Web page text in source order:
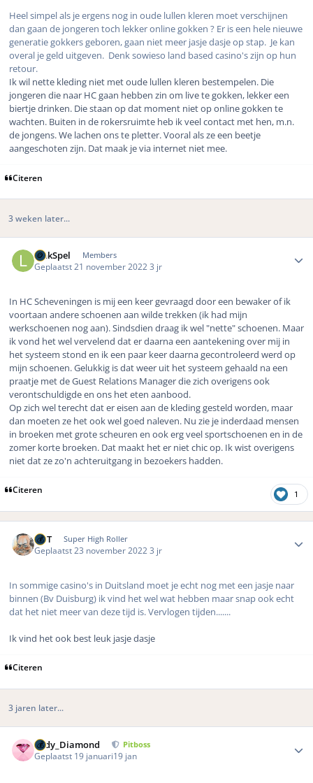
Heel simpel als je ergens nog in oude lullen kleren moet verschijnen
dan gaan de jongeren toch lekker online gokken ? Er is een hele nieuwe
generatie gokkers geboren, gaan niet meer jasje dasje op stap. Je kan
overal je geld uitgeven. Denk sowieso land based casino's zijn op hun
retour.
Ik wil nette kleding niet met oude lullen kleren bestempelen. Die
jongeren die naar HC gaan hebben zin om live te gokken, lekker een
biertje drinken. Die staan op dat moment niet op online gokken te
wachten. Buiten in de rokersruimte heb ik veel contact met hen, m.n.
de jongens. We lachen ons te pletter. Vooral als ze een beetje
aangeschoten zijn. Dat maak je via internet niet mee.
Citeren
3 weken later...
LinkSpel Members
Geplaatst 21 november 2022 3 jr
In HC Scheveningen is mij een keer gevraagd door een bewaker of ik
voortaan andere schoenen aan wilde trekken (ik had mijn
werkschoenen nog aan). Sindsdien draag ik wel "nette" schoenen. Maar
ik vond het wel vervelend dat er daarna een aantekening over mij in
het systeem stond en ik een paar keer daarna gecontroleerd werd op
mijn schoenen. Gelukkig is dat weer uit het systeem gehaald na een
praatje met de Guest Relations Manager die zich overigens ook
verontschuldigde en ons het eten aanbood.
Op zich wel terecht dat er eisen aan de kleding gesteld worden, maar
dan moeten ze het ook wel goed naleven. Nu zie je inderdaad mensen
in broeken met grote scheuren en ook erg veel sportschoenen en in de
zomer korte broeken. Dat maakt het er niet chic op. Ik wist overigens
niet dat ze zo'n achteruitgang in bezoekers hadden.
Citeren 1
MrT Super High Roller
Geplaatst 23 november 2022 3 jr
In sommige casino's in Duitsland moet je echt nog met een jasje naar
binnen (Bv Duisburg) ik vind het wel wat hebben maar snap ook echt
dat het niet meer van deze tijd is. Vervlogen tijden.......
Ik vind het ook best leuk jasje dasje
Citeren
3 jaren later...
Lady_Diamond Pitboss
Geplaatst 19 januari19 jan